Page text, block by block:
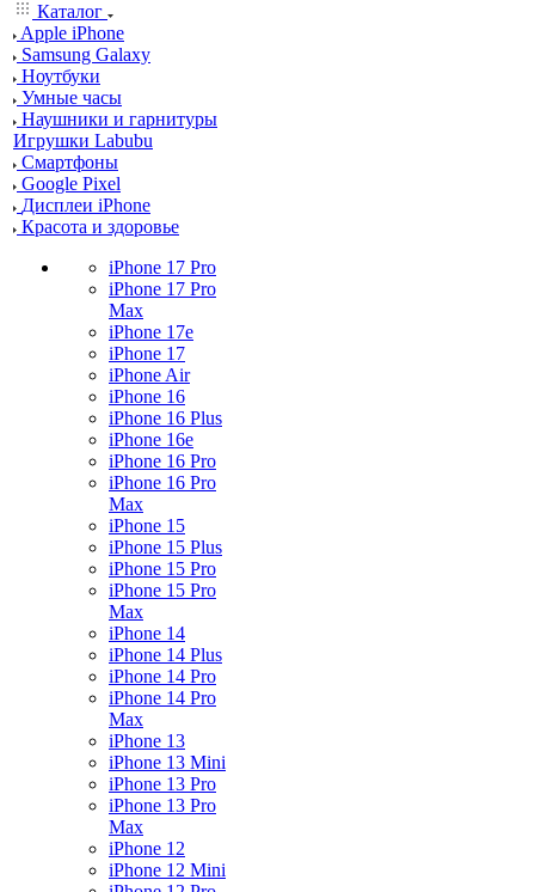
Каталог
Apple iPhone
Samsung Galaxy
Ноутбуки
Умные часы
Наушники и гарнитуры
Игрушки Labubu
Смартфоны
Google Pixel
Дисплеи iPhone
Красота и здоровье
iPhone 17 Pro
iPhone 17 Pro
Max
iPhone 17e
iPhone 17
iPhone Air
iPhone 16
iPhone 16 Plus
iPhone 16e
iPhone 16 Pro
iPhone 16 Pro
Max
iPhone 15
iPhone 15 Plus
iPhone 15 Pro
iPhone 15 Pro
Max
iPhone 14
iPhone 14 Plus
iPhone 14 Pro
iPhone 14 Pro
Max
iPhone 13
iPhone 13 Mini
iPhone 13 Pro
iPhone 13 Pro
Max
iPhone 12
iPhone 12 Mini